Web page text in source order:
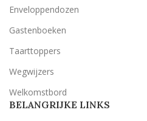
Enveloppendozen
Gastenboeken
Taarttoppers
Wegwijzers
Welkomstbord
BELANGRIJKE LINKS